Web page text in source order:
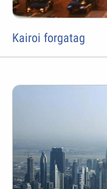
Kairoi forgatag